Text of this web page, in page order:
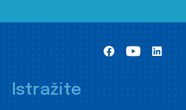
Istražite